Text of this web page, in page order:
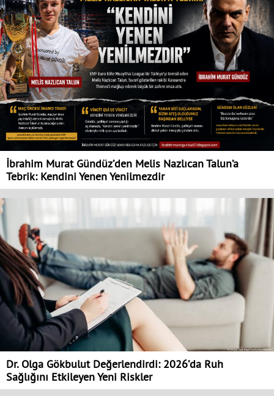
İbrahim Murat Gündüz’den Melis Nazlıcan Talun’a
Tebrik: Kendini Yenen Yenilmezdir
Dr. Olga Gökbulut Değerlendirdi: 2026’da Ruh
Sağlığını Etkileyen Yeni Riskler